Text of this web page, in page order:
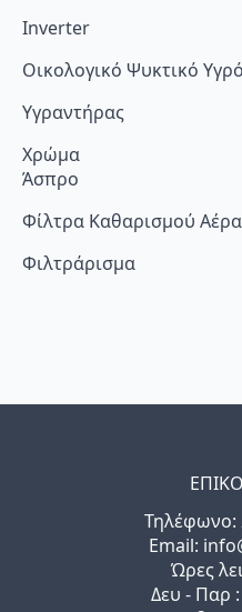
Inverter
Οικολογικό Ψυκτικό
Υγραντήρας
Χρώμα
Άσπρο
Φίλτρα Καθαρισμού Αέρα
Φιλτράρισμα
Τηλέφωνo:
Email:
Ώρες
Δευ - Παρ